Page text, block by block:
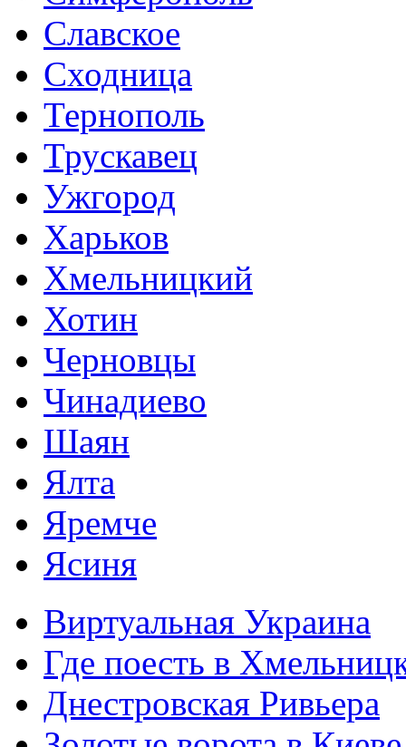
Славское
Сходница
Тернополь
Трускавец
Ужгород
Харьков
Хмельницкий
Хотин
Черновцы
Чинадиево
Шаян
Ялта
Яремче
Ясиня
Виртуальная Украина
Где поесть в
Днестровская Ривьера